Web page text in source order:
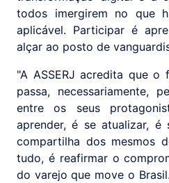
todos imergirem no que
aplicável. Participar é
alçar ao posto de
"A ASSERJ acredita que
passa, necessariamente,
entre os seus
aprender, é se atualizar, é
compartilha dos mesmos
tudo, é reafirmar o
do varejo que move o